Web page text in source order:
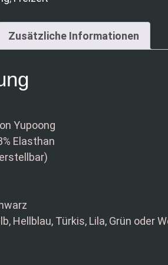
Zusätzliche Informationen
Yupoong
Elasthan
Hellblau, Türkis, Lila, Grün oder